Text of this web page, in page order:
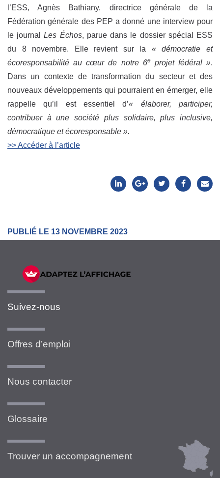
l’ESS, Agnès Bathiany, directrice générale de la
Fédération générale des PEP a donné une interview pour
le journalLes Échos, parue dans le dossier spécial ESS
du 8 novembre. Elle revient sur la « démocratie et
écoresponsabilité au cœur de notre 6eprojet fédéral ».
Dans un contexte de transformation du secteur et des
nouveaux développements qui pourraient en émerger, elle
rappelle qu’il est essentiel d’« élaborer, participer,
contribuer à une société plus solidaire, plus inclusive,
démocratique et écoresponsable ».
>> Accéder à l’article
PUBLIÉ LE 13 NOVEMBRE 2023
Suivez-nous
Offres d’emploi
Nous contacter
Glossaire
Trouver un accompagnement